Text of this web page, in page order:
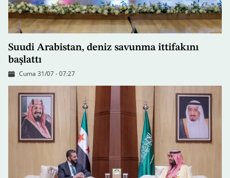
Suudi Arabistan, deniz savunma ittifakını
başlattı
Cuma 31/07 - 07:27